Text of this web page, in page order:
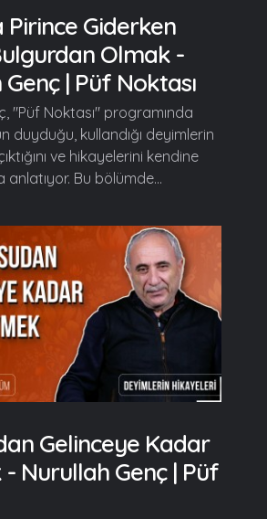
Giderken
Olmak -
| Püf Noktası
"Püf Noktası" programında
duyduğu, kullandığı deyimlerin
ve hikayelerini kendine
anlatıyor. Bu bölümde...
Gelinceye Kadar
Nurullah Genç | Püf